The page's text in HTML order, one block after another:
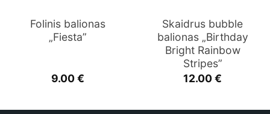
Folinis balionas
„Fiesta”
9.00€
Skaidrus bubble
balionas „Birthday
Bright Rainbow
Stripes”
12.00€